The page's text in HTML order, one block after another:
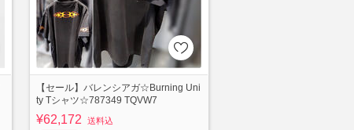
【セール】バレンシアガ☆Burning Uni
ty Tシャツ☆787349 TQVW7
¥62,172
送料込